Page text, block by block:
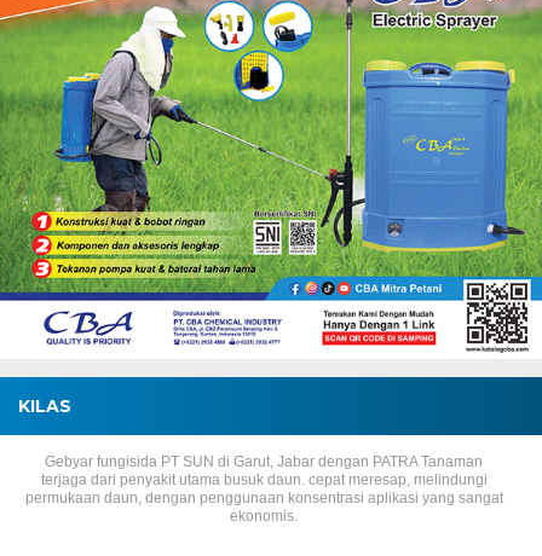
KILAS
Gebyar fungisida PT SUN di Garut, Jabar dengan PATRA Tanaman
terjaga dari penyakit utama busuk daun. cepat meresap, melindungi
permukaan daun, dengan penggunaan konsentrasi aplikasi yang sangat
ekonomis.